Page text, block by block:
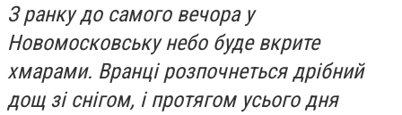
З ранку до самого вечора у
Новомосковську небо буде вкрите
хмарами. Вранці розпочнеться дрібний
дощ зі снігом, і протягом усього дня